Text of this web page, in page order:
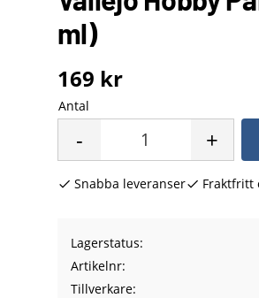
ml)
169 kr
Antal
+
-
Snabba leveranser Fraktfritt
Lagerstatus
Artikelnr
Tillverkare